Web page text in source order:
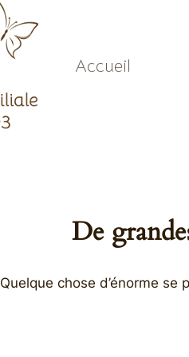
Accueil
De
Quelque chose d’énorme